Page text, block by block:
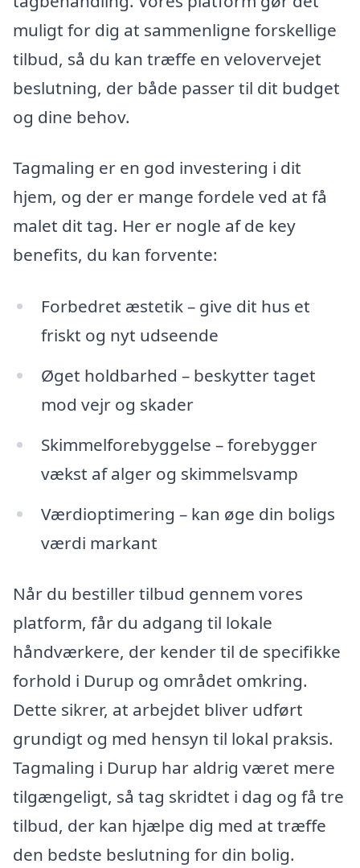
muligt for dig at sammenligne forskellige
tilbud, så du kan træffe en velovervejet
beslutning, der både passer til dit budget
og dine behov.
Tagmaling er en god investering i dit
hjem, og der er mange fordele ved at få
malet dit tag. Her er nogle af de key
benefits, du kan forvente:
Forbedret æstetik – give dit hus et
friskt og nyt udseende
Øget holdbarhed – beskytter taget
mod vejr og skader
Skimmelforebyggelse – forebygger
vækst af alger og skimmelsvamp
Værdioptimering – kan øge din boligs
værdi markant
Når du bestiller tilbud gennem vores
platform, får du adgang til lokale
håndværkere, der kender til de specifikke
forhold i Durup og området omkring.
Dette sikrer, at arbejdet bliver udført
grundigt og med hensyn til lokal praksis.
Tagmaling i Durup har aldrig været mere
tilgængeligt, så tag skridtet i dag og få tre
tilbud, der kan hjælpe dig med at træffe
den bedste beslutning for din bolig.